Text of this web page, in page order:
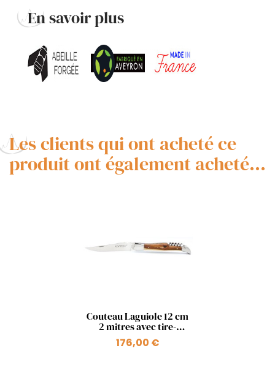
En savoir plus
Les clients qui ont acheté ce
produit ont également acheté...
Aperçu rapide
Couteau Laguiole 12 cm
2 mitres avec tire-
bouchon en pistachier
176,00 €